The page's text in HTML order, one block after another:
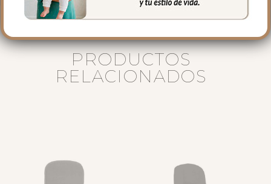
PRODUCTOS
RELACIONADOS